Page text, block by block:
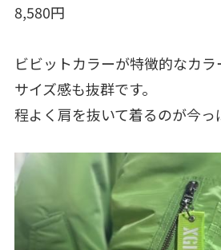
8,580円
ビビットカラーが特徴的なカラ
サイズ感も抜群です。
程よく肩を抜いて着るのが今っ